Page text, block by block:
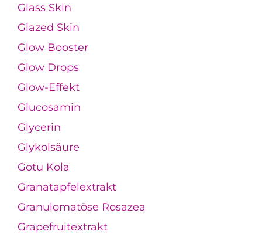
Glass Skin
Glazed Skin
Glow Booster
Glow Drops
Glow-Effekt
Glucosamin
Glycerin
Glykolsäure
Gotu Kola
Granatapfelextrakt
Granulomatöse Rosazea
Grapefruitextrakt